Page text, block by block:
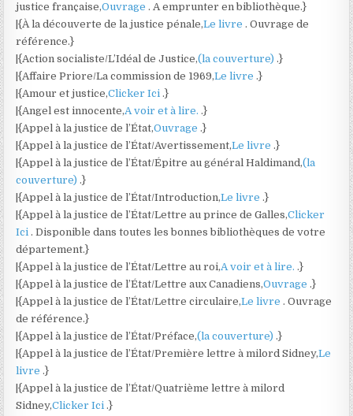
justice française,Ouvrage. A emprunter en bibliothèque.}
|{À la découverte de la justice pénale,Le livre. Ouvrage de
référence.}
|{Action socialiste/L’Idéal de Justice,(la couverture).}
|{Affaire Priore/La commission de 1969,Le livre.}
|{Amour et justice,Clicker Ici.}
|{Angel est innocente,A voir et à lire..}
|{Appel à la justice de l’État,Ouvrage.}
|{Appel à la justice de l’État/Avertissement,Le livre.}
|{Appel à la justice de l’État/Épitre au général Haldimand,(la
couverture).}
|{Appel à la justice de l’État/Introduction,Le livre.}
|{Appel à la justice de l’État/Lettre au prince de Galles,Clicker
Ici. Disponible dans toutes les bonnes bibliothèques de votre
département.}
|{Appel à la justice de l’État/Lettre au roi,A voir et à lire..}
|{Appel à la justice de l’État/Lettre aux Canadiens,Ouvrage.}
|{Appel à la justice de l’État/Lettre circulaire,Le livre. Ouvrage
de référence.}
|{Appel à la justice de l’État/Préface,(la couverture).}
|{Appel à la justice de l’État/Première lettre à milord Sidney,Le
livre.}
|{Appel à la justice de l’État/Quatrième lettre à milord
Sidney,Clicker Ici.}